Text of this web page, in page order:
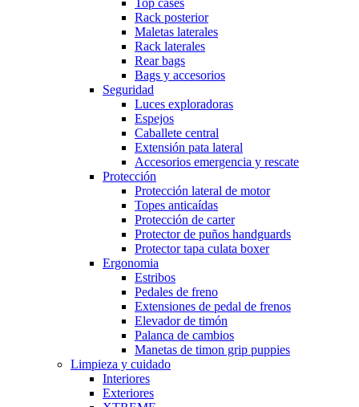
Top cases
Rack posterior
Maletas laterales
Rack laterales
Rear bags
Bags y accesorios
Seguridad
Luces exploradoras
Espejos
Caballete central
Extensión pata lateral
Accesorios emergencia y rescate
Protección
Protección lateral de motor
Topes anticaídas
Protección de carter
Protector de puños handguards
Protector tapa culata boxer
Ergonomia
Estribos
Pedales de freno
Extensiones de pedal de frenos
Elevador de timón
Palanca de cambios
Manetas de timon grip puppies
Limpieza y cuidado
Interiores
Exteriores